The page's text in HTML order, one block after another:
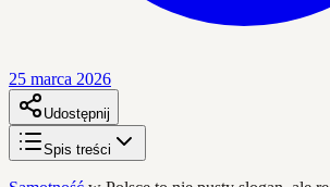
25 marca 2026
Udostępnij
Spis treści